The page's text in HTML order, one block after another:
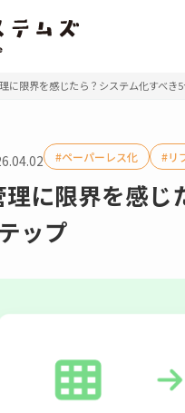
に限界を感じたら？システム化すべき
ペーパーレス化 リ
に限界を感
ップ